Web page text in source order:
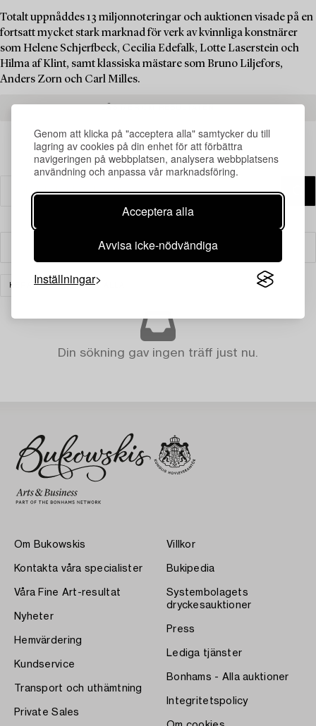
Genom att klicka på "acceptera alla" samtycker du till
lagring av cookies på din enhet för att förbättra
navigeringen på webbplatsen, analysera webbplatsens
användning och anpassa vår marknadsföring.
Acceptera alla
Avvisa icke-nödvändiga
Inställningar
Totalt uppnåddes 13 miljonnoteringar och auktionen visade på en
fortsatt mycket stark marknad för verk av kvinnliga konstnärer
som Helene Schjerfbeck, Cecilia Edefalk, Lotte Laserstein och
Hilma af Klint, samt klassiska mästare som Bruno Liljefors,
Anders Zorn och Carl Milles.
Filter
KERAMIK RENSA ALLA
Din sökning gav ingen träff just nu.
Om Bukowskis
Kontakta våra specialister
Våra Fine Art-resultat
Nyheter
Hemvärdering
Kundservice
Transport och uthämtning
Private Sales
Villkor
Bukipedia
Systembolagets
dryckesauktioner
Press
Lediga tjänster
Bonhams - Alla auktioner
Integritetspolicy